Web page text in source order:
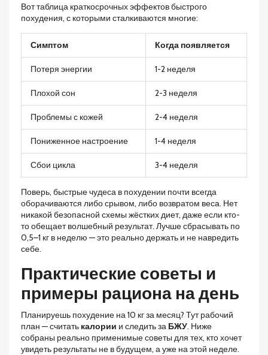
Вот таблица краткосрочных эффектов быстрого
похудения, с которыми сталкиваются многие:
Симптом Когда появляется
Потеря энергии 1-2 неделя
Плохой сон 2-3 неделя
Проблемы с кожей 2-4 неделя
Пониженное настроение 1-4 неделя
Сбои цикла 3-4 неделя
Поверь, быстрые чудеса в похудении почти всегда
оборачиваются либо срывом, либо возвратом веса. Нет
никакой безопасной схемы жёстких диет, даже если кто-
то обещает волшебный результат. Лучше сбрасывать по
0,5–1 кг в неделю — это реально держать и не навредить
себе.
Практические советы и
примеры рациона на день
Планируешь похудение на 10 кг за месяц? Тут рабочий
план — считать калории и следить за БЖУ. Ниже
собраны реально применимые советы для тех, кто хочет
увидеть результаты не в будущем, а уже на этой неделе.